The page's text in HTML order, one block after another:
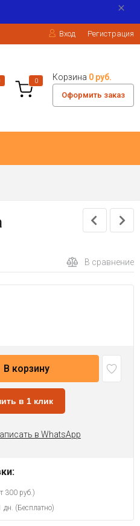
Вход Регистрация
0 Корзина 0 руб.
Оформить заказ
В сравнение
В корзину
в 1 клик
в WhatsApp
300 руб.)
дн. (Бесплатно)